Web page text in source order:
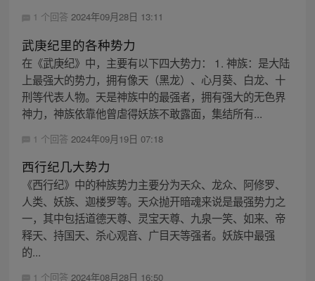
1 个回答 2024年09月28日 13:11
武庚纪里的各种势力
在《武庚纪》中，主要有以下四大势力： 1. 神族：是大陆
上最强大的势力，拥有像天（黑龙）、心月葵、白龙、十
刑等代表人物。天是神族中的最强者，拥有强大的无色界
神力，神族依靠他曾虐得妖族不敢露面，集结所有...
1 个回答 2024年09月19日 07:18
西行纪几大势力
《西行纪》中的种族势力主要分为天众、龙众、阿修罗、
人类、妖族、迦楼罗等。天众抛开暗魂来说是最强势力之
一，其中包括道德天尊、灵宝天尊、九泉一笑、如来、帝
释天、持国天、杀心观音、广目天等强者。妖族中最强
的...
1 个回答 2024年08月28日 16:50